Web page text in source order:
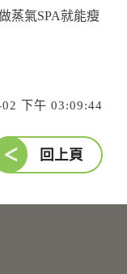
蒸氣SPA就能瘦
下午 03:09:44
回上頁